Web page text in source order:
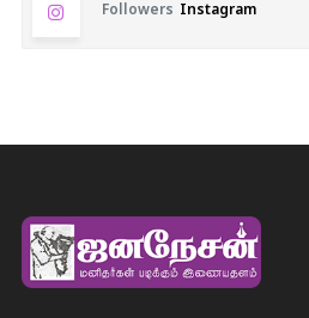
Followers Instagram